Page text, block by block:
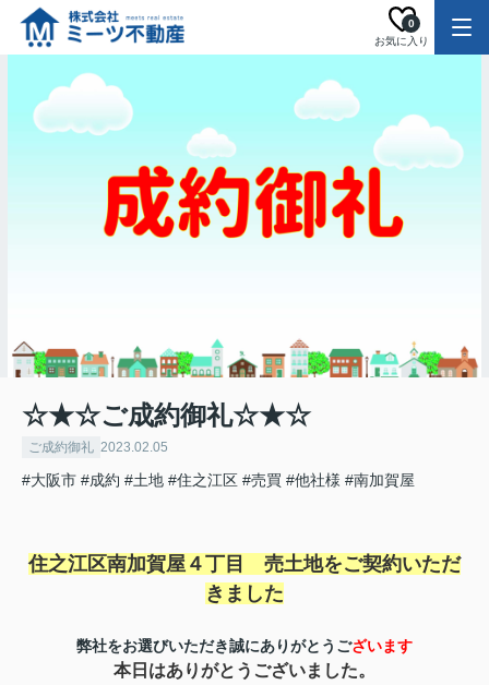
お気に入り
0
☆★☆ご成約御礼☆★☆
ご成約御礼 2023.02.05
#大阪市 #成約 #土地 #住之江区 #売買 #他社様 #南加賀屋
住之江区南加賀屋４丁目 売土地をご契約いただ
きました
弊社をお選びいただき誠にありがとうございます
本日はありがとうございました。